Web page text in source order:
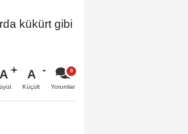
kükürt gibi
A A
Küçült Yorumlar